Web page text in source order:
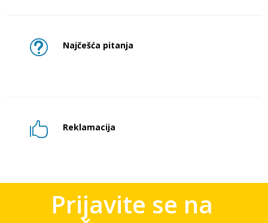
t Najčešća pitanja
 Reklamacija
Prijavite se na